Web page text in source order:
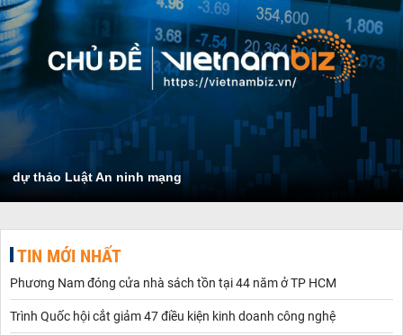
dự thảo Luật An ninh mạng
TIN MỚI NHẤT
Phương Nam đóng cửa nhà sách tồn tại 44 năm ở TP HCM
Trình Quốc hội cắt giảm 47 điều kiện kinh doanh công nghệ